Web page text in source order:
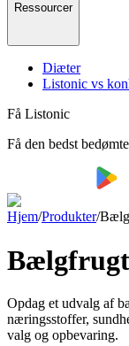
Ressourcer
Diæter
Listonic vs
Få Listonic
Få den bedst
Hjem/Produkter/
Opdag et udvalg af
næringsstoffer,
valg og opbevaring.